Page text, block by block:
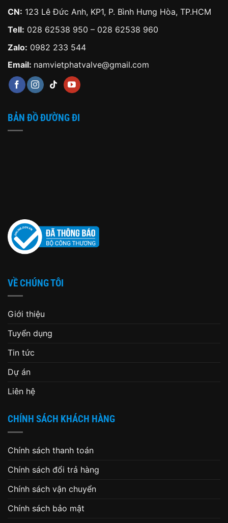
CN: 123 Lê Đức Anh, KP1, P. Bình Hưng Hòa, TP.HCM
Tell: 028 62538 950 – 028 62538 960
Zalo: 0982 233 544
Email: namvietphatvalve@gmail.com
BẢN ĐỒ ĐƯỜNG ĐI
VỀ CHÚNG TÔI
Giới thiệu
Tuyển dụng
Tin tức
Dự án
Liên hệ
CHÍNH SÁCH KHÁCH HÀNG
Chính sách thanh toán
Chính sách đổi trả hàng
Chính sách vận chuyển
Chính sách bảo mật